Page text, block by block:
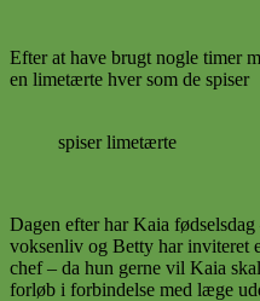
Efter at have brugt nogle timer
en limetærte hver som de spiser
spiser limetærte
Dagen efter har Kaia
voksenliv og Betty har inviteret
chef – da hun gerne vil Kaia
forløb i forbindelse med læge